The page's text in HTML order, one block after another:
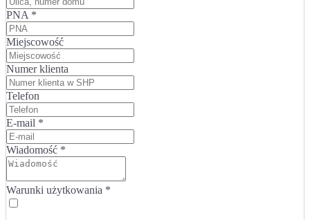
PNA *
Miejscowość
Numer klienta
Telefon
E-mail *
Wiadomość *
Warunki użytkowania *